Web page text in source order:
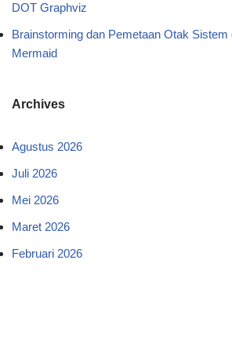
DOT Graphviz
Brainstorming dan Pemetaan Otak Sistem
Mermaid
Archives
Agustus 2026
Juli 2026
Mei 2026
Maret 2026
Februari 2026